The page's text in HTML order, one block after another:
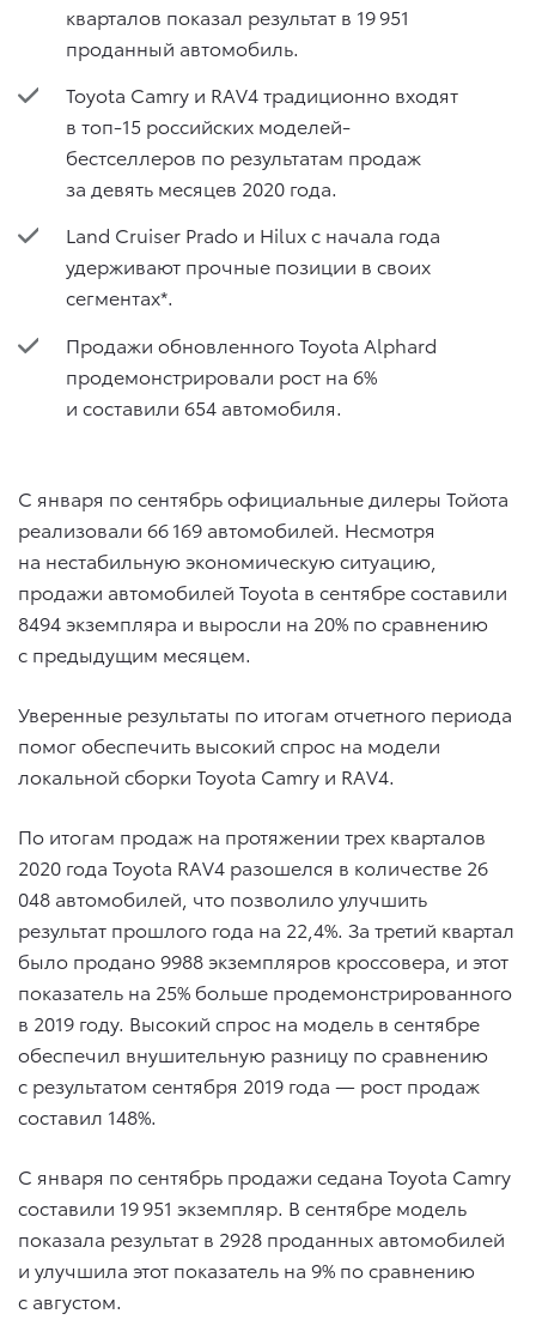
кварталов показал результат в 19 951
проданный автомобиль.
Toyota Camry и RAV4 традиционно входят
в топ-15 российских моделей-
бестселлеров по результатам продаж
за девять месяцев 2020 года.
Land Cruiser Prado и Hilux с начала года
удерживают прочные позиции в своих
сегментах*.
Продажи обновленного Toyota Alphard
продемонстрировали рост на 6%
и составили 654 автомобиля.
С января по сентябрь официальные дилеры Тойота
реализовали 66 169 автомобилей. Несмотря
на нестабильную экономическую ситуацию,
продажи автомобилей Toyota в сентябре составили
8494 экземпляра и выросли на 20% по сравнению
с предыдущим месяцем.
Уверенные результаты по итогам отчетного периода
помог обеспечить высокий спрос на модели
локальной сборки Toyota Camry и RAV4.
По итогам продаж на протяжении трех кварталов
2020 года Toyota RAV4 разошелся в количестве 26
048 автомобилей, что позволило улучшить
результат прошлого года на 22,4%. За третий квартал
было продано 9988 экземпляров кроссовера, и этот
показатель на 25% больше продемонстрированного
в 2019 году. Высокий спрос на модель в сентябре
обеспечил внушительную разницу по сравнению
с результатом сентября 2019 года — рост продаж
составил 148%.
С января по сентябрь продажи седана Toyota Camry
составили 19 951 экземпляр. В сентябре модель
показала результат в 2928 проданных автомобилей
и улучшила этот показатель на 9% по сравнению
с августом.